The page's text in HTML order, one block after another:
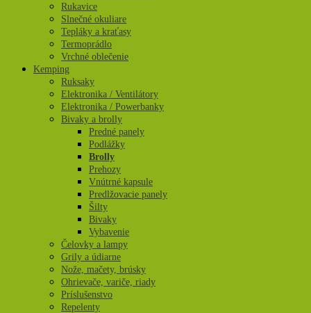
Rukavice
Slnečné okuliare
Tepláky a kraťasy
Termoprádlo
Vrchné oblečenie
Kemping
Ruksaky
Elektronika / Ventilátory
Elektronika / Powerbanky
Bivaky a brolly
Predné panely
Podlážky
Brolly
Prehozy
Vnútrné kapsule
Predlžovacie panely
Šilty
Bivaky
Vybavenie
Čelovky a lampy
Grily a údiarne
Nože, mačety, brúsky
Ohrievače, variče, riady
Príslušenstvo
Repelenty